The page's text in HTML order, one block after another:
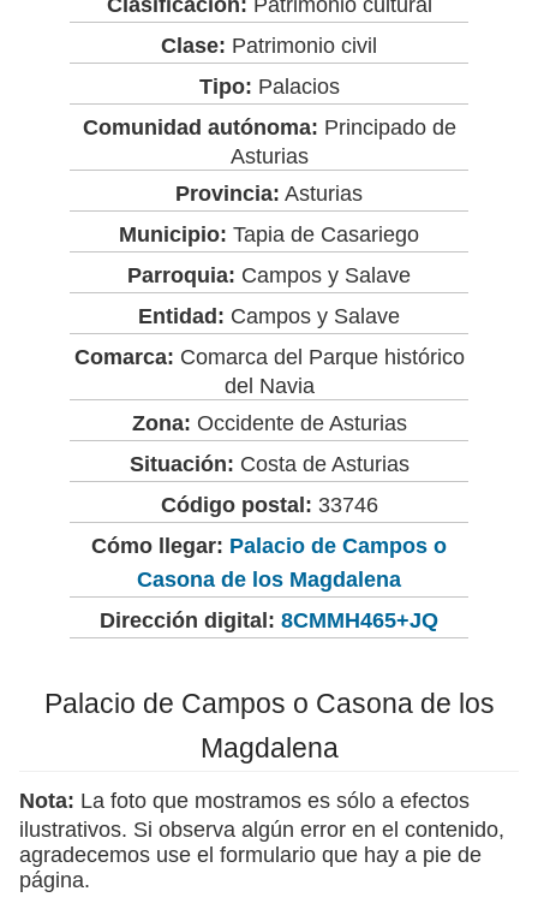
Clase: Patrimonio civil
Tipo: Palacios
Comunidad autónoma: Principado de
Asturias
Provincia: Asturias
Municipio: Tapia de Casariego
Parroquia: Campos y Salave
Entidad: Campos y Salave
Comarca: Comarca del Parque histórico
del Navia
Zona: Occidente de Asturias
Situación: Costa de Asturias
Código postal: 33746
Cómo llegar: Palacio de Campos o
Casona de los Magdalena
Dirección digital: 8CMMH465+JQ
Palacio de Campos o Casona de los
Magdalena
Nota: La foto que mostramos es sólo a efectos
ilustrativos. Si observa algún error en el contenido,
agradecemos use el formulario que hay a pie de
página.